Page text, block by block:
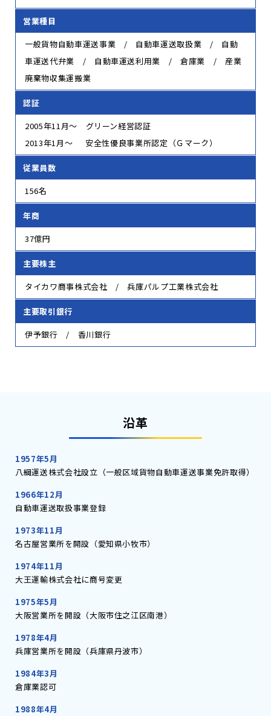
営業種目
一般貨物自動車運送事業 / 自動車運送取扱業 / 自動
車運送代弁業 / 自動車運送利用業 / 倉庫業 / 産業
廃棄物収集運搬業
認証
2005年11月～ グリーン経営認証
2013年1月～ 安全性優良事業所認定（Ｇマーク）
従業員数
156名
年商
37億円
主要株主
タイカワ商事株式会社 / 兵庫パルプ工業株式会社
主要取引銀行
伊予銀行 / 香川銀行
沿革
1957年5月
八綱運送株式会社設立（一般区域貨物自動車運送事業免許取得）
1966年12月
自動車運送取扱事業登録
1973年11月
名古屋営業所を開設（愛知県小牧市）
1974年11月
大王運輸株式会社に商号変更
1975年5月
大阪営業所を開設（大阪市住之江区南港）
1978年4月
兵庫営業所を開設（兵庫県丹波市）
1984年3月
倉庫業認可
1988年4月